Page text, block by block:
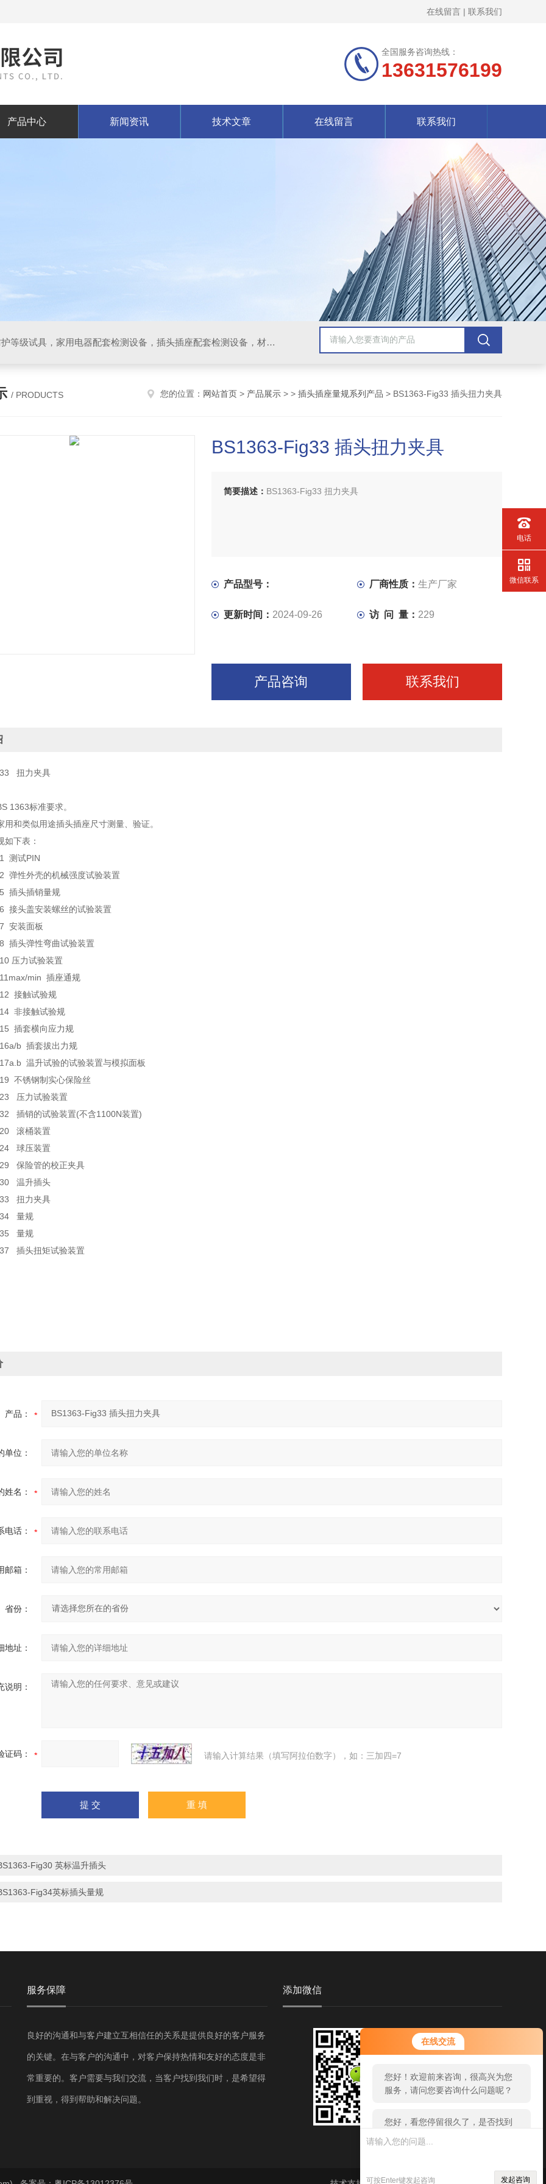
在线交流
您好！欢迎前来咨询，很高兴为您
服务，请问您要咨询什么问题呢？
您好，看您停留很久了，是否找到
了需求产品，您可以直接在线与我
可按Enter键发起咨询 发起咨询
在线留言 | 联系我们
全国服务咨询热线：
13631576199
产品中心 新闻资讯 技术文章 在线留言 联系我们
IP防水防尘试验设备，IP防护等级试具，家用电器配套检测设备，插头插座配套检测设备，材料阻燃试验设备，碰撞试验装置，GB4943.1配套检测产品，GB9706.1医用电气配套试验设备
/ PRODUCTS 您的位置： 网站首页 > 产品展示 > > 插头插座量规系列产品 > BS1363-Fig33 插头扭力夹具
BS1363-Fig33 插头扭力夹具
简要描述： BS1363-Fig33 扭力夹具
产品型号： 厂商性质： 生产厂家
更新时间： 2024-09-26 访 问 量： 229
产品咨询 联系我们
扭力夹具
1363标准要求。
用和类似用途插头插座尺寸测量、验证。
如下表：
测试PIN
弹性外壳的机械强度试验装置
插头插销量规
接头盖安装螺丝的试验装置
安装面板
插头弹性弯曲试验装置
压力试验装置
min 插座通规
接触试验规
非接触试验规
插套横向应力规
b 插套拔出力规
温升试验的试验装置与模拟面板
不锈钢制实心保险丝
压力试验装置
插销的试验装置(不含1100N装置)
滚桶装置
球压装置
保险管的校正夹具
温升插头
扭力夹具
量规
量规
插头扭矩试验装置
产品：
单位：
姓名：
电话：
邮箱：
省份：
地址：
说明：
证码： 请输入计算结果（填写阿拉伯数字），如：三加四=7
Fig30 英标温升插头
Fig34英标插头量规
服务保障
良好的沟通和与客户建立互相信任的关系是提供良好的客户服务
的关键。在与客户的沟通中，对客户保持热情和友好的态度是非
常重要的。客户需要与我们交流，当客户找到我们时，是希望得
到重视，得到帮助和解决问题。
添加微信
电话
微信联系